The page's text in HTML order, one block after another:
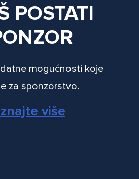
POSTATI
mogućnosti koje
za sponzorstvo.
više